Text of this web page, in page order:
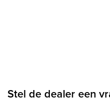
Stel de dealer een